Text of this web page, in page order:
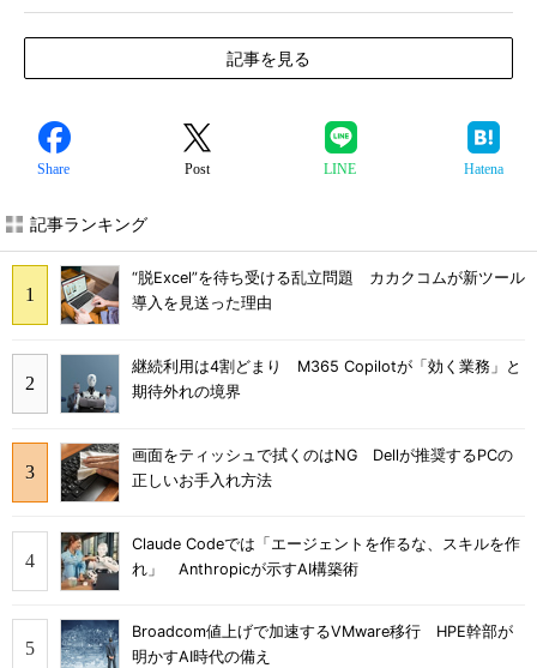
記事を見る
Share Post LINE Hatena
記事ランキング
“脱Excel”を待ち受ける乱立問題 カカクコムが新ツール
導入を見送った理由
継続利用は4割どまり M365 Copilotが「効く業務」と
期待外れの境界
画面をティッシュで拭くのはNG Dellが推奨するPCの
正しいお手入れ方法
Claude Codeでは「エージェントを作るな、スキルを作
れ」 Anthropicが示すAI構築術
Broadcom値上げで加速するVMware移行 HPE幹部が
明かすAI時代の備え